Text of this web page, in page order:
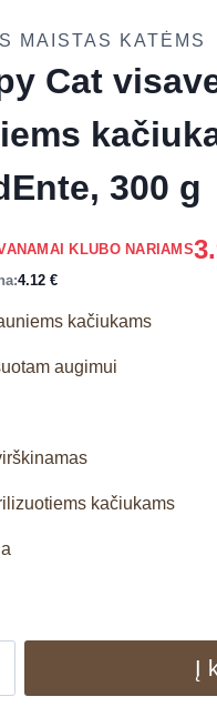
MAISTAS KATĖMS
Cat
300 g
KLUBO NARIAMS
4.12 €
kačiukams
augimui
kačiukams
Į